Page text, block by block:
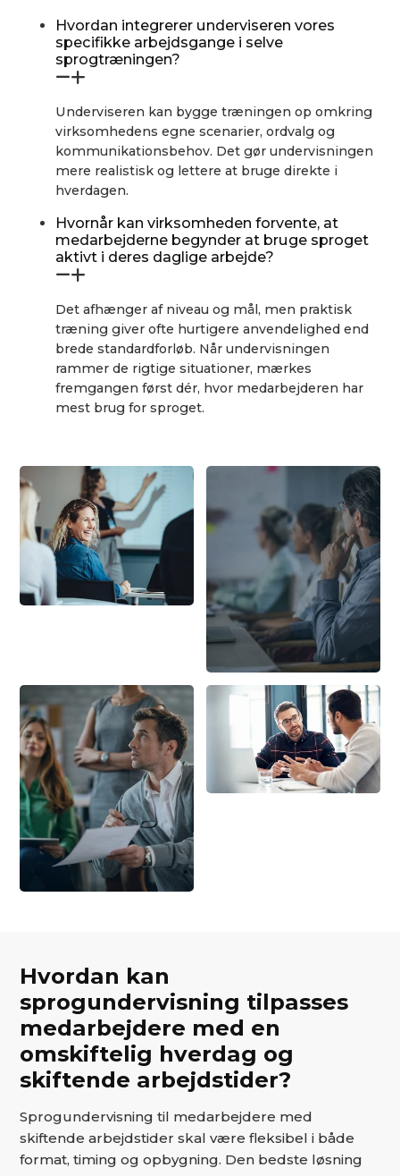
Hvordan integrerer underviseren vores
specifikke arbejdsgange i selve
sprogtræningen?
Underviseren kan bygge træningen op omkring
virksomhedens egne scenarier, ordvalg og
kommunikationsbehov. Det gør undervisningen
mere realistisk og lettere at bruge direkte i
hverdagen.
Hvornår kan virksomheden forvente, at
medarbejderne begynder at bruge sproget
aktivt i deres daglige arbejde?
Det afhænger af niveau og mål, men praktisk
træning giver ofte hurtigere anvendelighed end
brede standardforløb. Når undervisningen
rammer de rigtige situationer, mærkes
fremgangen først dér, hvor medarbejderen har
mest brug for sproget.
Hvordan kan
sprogundervisning tilpasses
medarbejdere med en
omskiftelig hverdag og
skiftende arbejdstider?
Sprogundervisning til medarbejdere med
skiftende arbejdstider skal være fleksibel i både
format, timing og opbygning. Den bedste løsning